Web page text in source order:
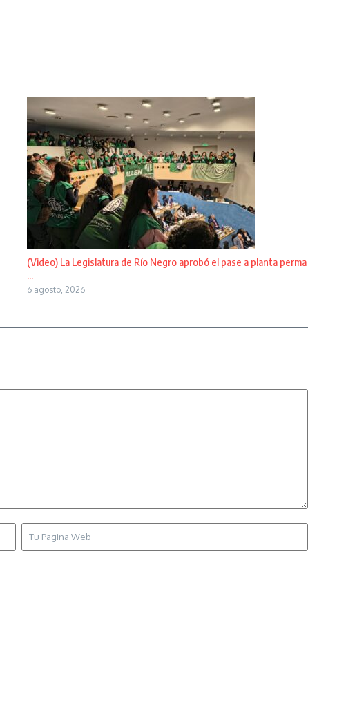
(Video) La Legislatura de Río Negro aprobó el pase a planta perma
...
6 agosto, 2026